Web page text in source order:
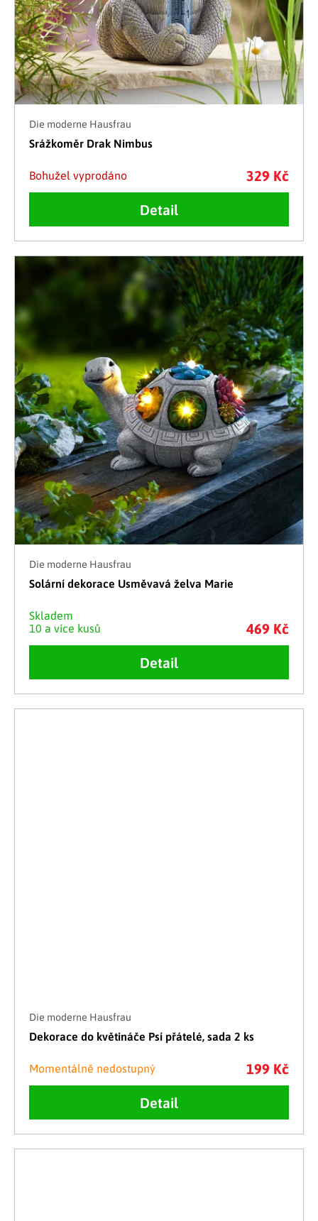
Die moderne Hausfrau
Srážkoměr Drak Nimbus
Bohužel vyprodáno 329 Kč
Detail
Die moderne Hausfrau
Solární dekorace Usměvavá želva Marie
Skladem
10 a více kusů
469 Kč
Detail
Die moderne Hausfrau
Dekorace do květináče Psí přátelé, sada 2 ks
Momentálně nedostupný 199 Kč
Detail